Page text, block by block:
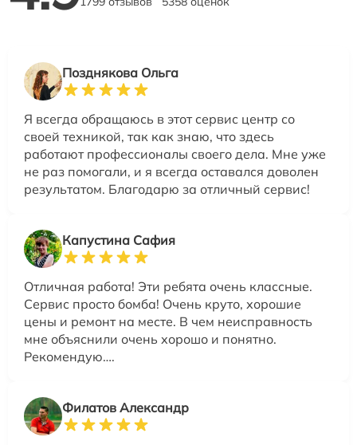
Позднякова Ольга
Я всегда обращаюсь в этот сервис центр со
своей техникой, так как знаю, что здесь
работают профессионалы своего дела. Мне уже
не раз помогали, и я всегда оставался доволен
результатом. Благодарю за отличный сервис!
Капустина Сафия
Отличная работа! Эти ребята очень классные.
Сервис просто бомба! Очень круто, хорошие
цены и ремонт на месте. В чем неисправность
мне объяснили очень хорошо и понятно.
Рекомендую….
Филатов Александр